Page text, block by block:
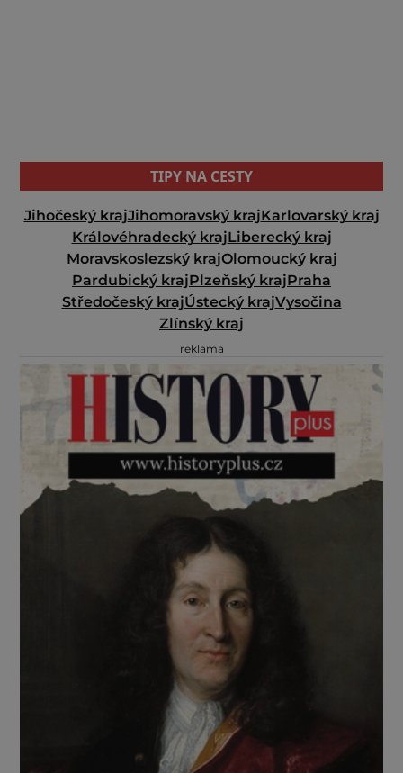
TIPY NA CESTY
Jihočeský krajJihomoravský krajKarlovarský kraj
Královéhradecký krajLiberecký kraj
Moravskoslezský krajOlomoucký kraj
Pardubický krajPlzeňský krajPraha
Středočeský krajÚstecký krajVysočina
Zlínský kraj
reklama